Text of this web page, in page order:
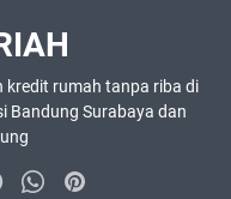
kredit rumah tanpa riba di
Bandung Surabaya dan